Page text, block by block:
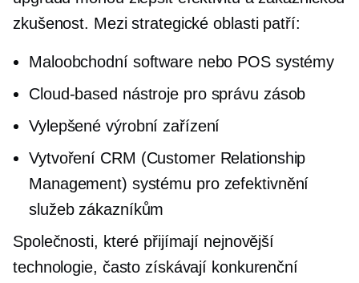
zkušenost. Mezi strategické oblasti patří:
Maloobchodní software nebo POS systémy
Cloud-based nástroje pro správu zásob
Vylepšené výrobní zařízení
Vytvoření CRM (Customer Relationship
Management) systému pro zefektivnění
služeb zákazníkům
Společnosti, které přijímají nejnovější
technologie, často získávají konkurenční